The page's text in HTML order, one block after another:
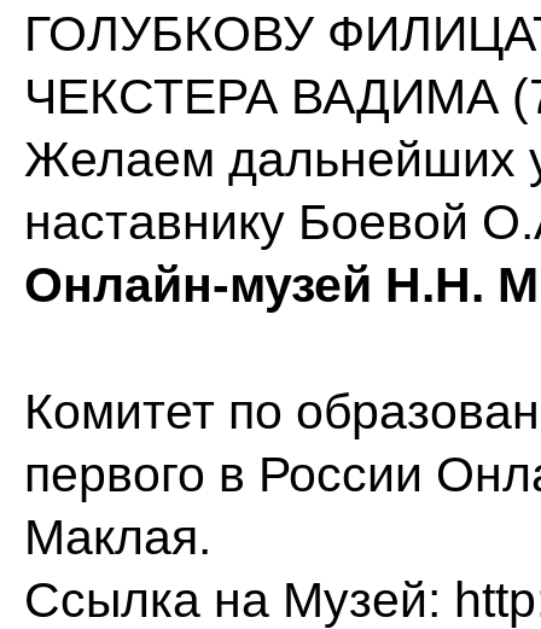
ГОЛУБКОВУ
ЧЕКСТЕРА ВАДИМА
Желаем дальнейших
наставнику Боевой
Онлайн-музей Н.Н.
Комитет по
первого в России
Маклая.
Ссылка на Музей: